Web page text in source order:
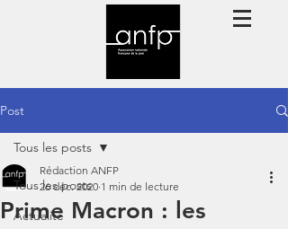
Post
Tous les posts
Actualité
Tous les posts
Prime Macron : les
Rédaction ANFP
26 déc. 2020 1 min de lecture